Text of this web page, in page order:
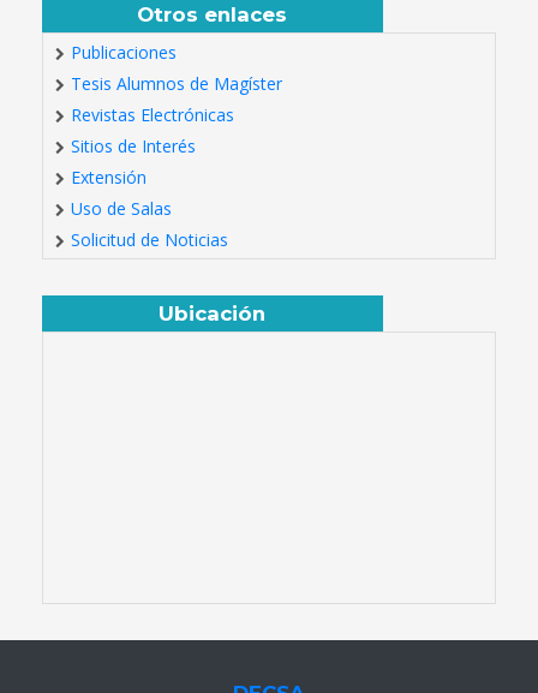
Otros enlaces
Publicaciones
Tesis Alumnos de Magíster
Revistas Electrónicas
Sitios de Interés
Extensión
Uso de Salas
Solicitud de Noticias
Ubicación